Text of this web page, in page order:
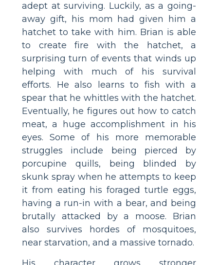
adept at surviving. Luckily, as a going-
away gift, his mom had given him a
hatchet to take with him. Brian is able
to create fire with the hatchet, a
surprising turn of events that winds up
helping with much of his survival
efforts. He also learns to fish with a
spear that he whittles with the hatchet.
Eventually, he figures out how to catch
meat, a huge accomplishment in his
eyes. Some of his more memorable
struggles include being pierced by
porcupine quills, being blinded by
skunk spray when he attempts to keep
it from eating his foraged turtle eggs,
having a run-in with a bear, and being
brutally attacked by a moose. Brian
also survives hordes of mosquitoes,
near starvation, and a massive tornado.